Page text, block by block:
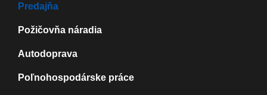
Predajňa
Požičovňa náradia
Autodoprava
Poľnohospodárske práce